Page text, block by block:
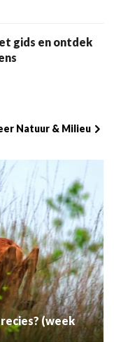
gids en ontdek
Natuur & Milieu
(week